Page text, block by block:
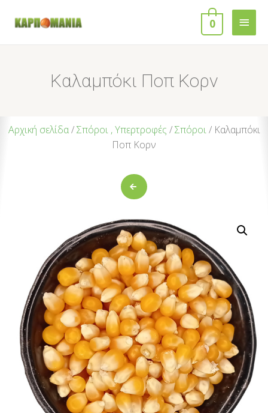
0
Καλαμπόκι Ποπ Κορν
Αρχική σελίδα/Σπόροι , Υπερτροφές /Σπόροι/ Καλαμπόκι
Ποπ Κορν